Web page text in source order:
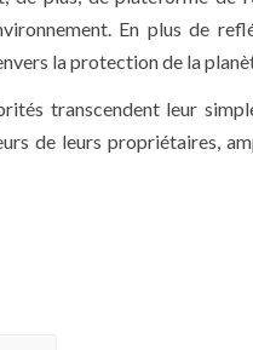
En plus de
la protection de la
transcendent leur
de leurs propriétaires,